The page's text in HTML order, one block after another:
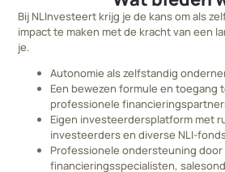
Bij NLInvesteert krijg je de kans om als
impact te maken met de kracht van een
je.
Autonomie als zelfstandig
Een bewezen formule en toegang
professionele
Eigen investeerdersplatform met
investeerders en diverse NLI-
Professionele ondersteuning door
financieringsspecialisten,